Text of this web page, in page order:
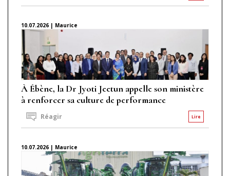
10.07.2026 | Maurice
À Ébène, la Dr Jyoti Jeetun appelle son ministère
à renforcer sa culture de performance
Lire
Réagir
10.07.2026 | Maurice